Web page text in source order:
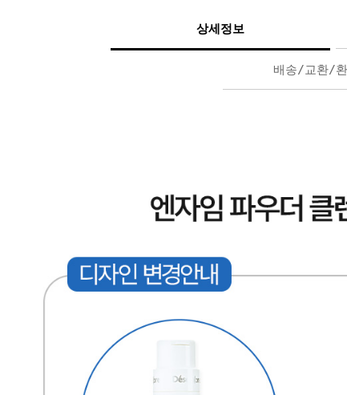
상세정보
배송/교환/